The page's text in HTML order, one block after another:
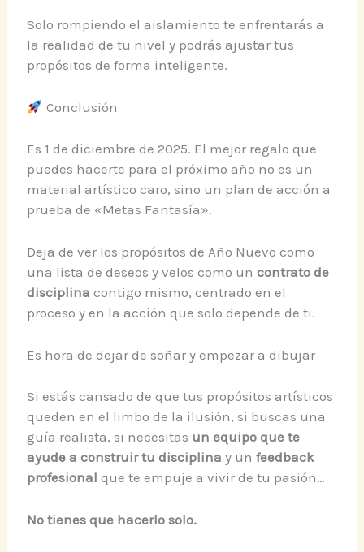
Solo rompiendo el aislamiento te enfrentarás a
la realidad de tu nivel y podrás ajustar tus
propósitos de forma inteligente.
Conclusión
Es 1 de diciembre de 2025. El mejor regalo que
puedes hacerte para el próximo año no es un
material artístico caro, sino un plan de acción a
prueba de «Metas Fantasía».
Deja de ver los propósitos de Año Nuevo como
una lista de deseos y velos como uncontrato de
disciplina contigo mismo, centrado en el
proceso y en la acción que solo depende de ti.
Es hora de dejar de soñar y empezar a dibujar
Si estás cansado de que tus propósitos artísticos
queden en el limbo de la ilusión, si buscas una
guía realista, si necesitas un equipo que te
ayude a construir tu disciplina y unfeedback
profesional que te empuje a vivir de tu pasión…
No tienes que hacerlo solo.